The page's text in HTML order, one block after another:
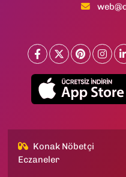
Konak Nöbetçi
Eczaneler